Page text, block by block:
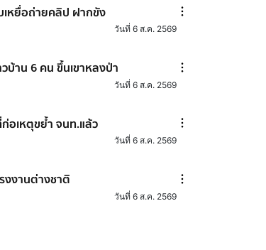
หยื่อถ่ายคลิป ฝากขัง
วันที่ 6 ส.ค. 2569
บ้าน 6 คน ขึ้นเขาหลงป่า
วันที่ 6 ส.ค. 2569
อเหตุขย้ำ จนท.แล้ว
วันที่ 6 ส.ค. 2569
งงานต่างชาติ
วันที่ 6 ส.ค. 2569